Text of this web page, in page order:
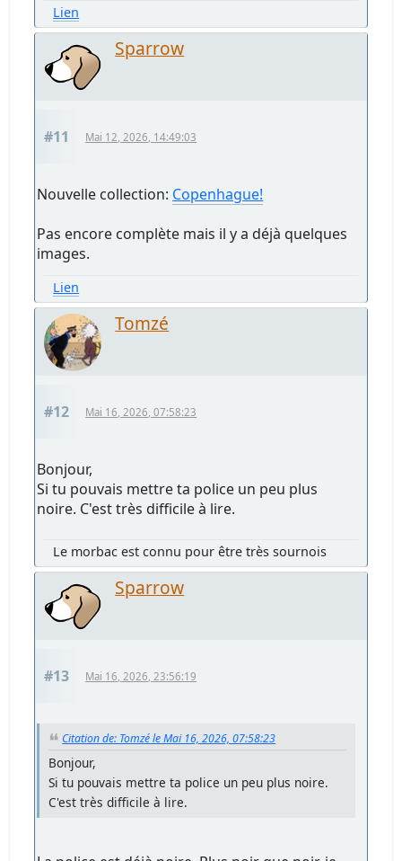
Lien
Sparrow
#11 Mai 12, 2026, 14:49:03
Nouvelle collection: Copenhague!
Pas encore complète mais il y a déjà quelques
images.
Lien
Tomzé
#12 Mai 16, 2026, 07:58:23
Bonjour,
Si tu pouvais mettre ta police un peu plus
noire. C'est très difficile à lire.
Le morbac est connu pour être très sournois
Sparrow
#13 Mai 16, 2026, 23:56:19
Citation de: Tomzé le Mai 16, 2026, 07:58:23
Bonjour,
Si tu pouvais mettre ta police un peu plus noire.
C'est très difficile à lire.